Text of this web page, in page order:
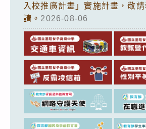
入校推廣計畫」實施計畫，敬
請。 2026-08-06